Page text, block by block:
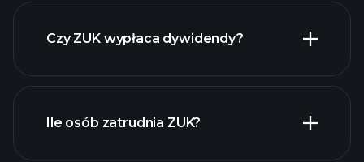
raporty finansowe ZUK
Czy ZUK wypłaca dywidendy?
akcji o wysokiej
Ile osób zatrudnia ZUK?